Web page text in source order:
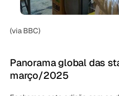
(via BBC)
Panorama global das
março/2025